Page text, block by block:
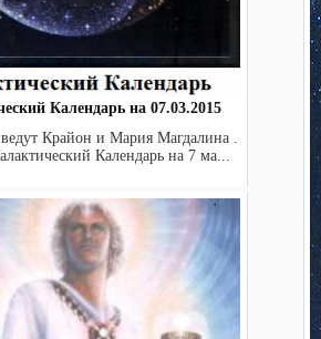
Календарь на 07.03.2015
Крайон и Мария Магдалина .
Календарь на 7 ма...